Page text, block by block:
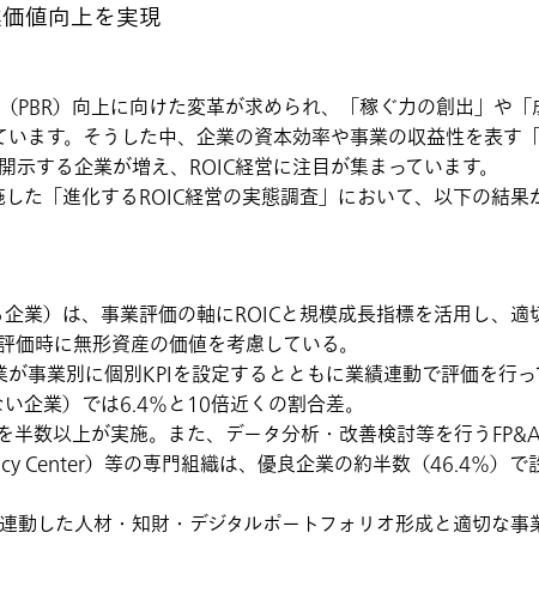
値向上を実現
PBR）向上に向けた変革が求められ、「稼ぐ力の創出」や
ます。そうした中、企業の資本効率や事業の収益性を表す
する企業が増え、ROIC経営に注目が集まっています。
た「進化するROIC経営の実態調査」において、以下の結果
業）は、事業評価の軸にROICと規模成長指標を活用し、適
時に無形資産の価値を考慮している。
事業別に個別KPIを設定するとともに業績連動で評価を行
企業）では6.4％と10倍近くの割合差。
半数以上が実施。また、データ分析・改善検討等を行う
Center）等の専門組織は、優良企業の約半数（46.4％）で
動した人材・知財・デジタルポートフォリオ形成と適切な事